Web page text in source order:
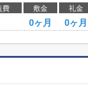
費 敷金 礼金
0ヶ月 0ヶ月